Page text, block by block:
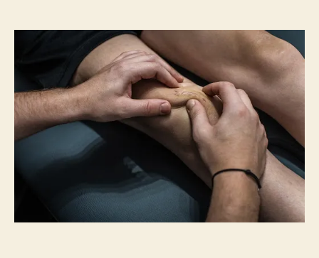
model
zaburzeń
powięziowych
w
terapii
ostrego
bólu